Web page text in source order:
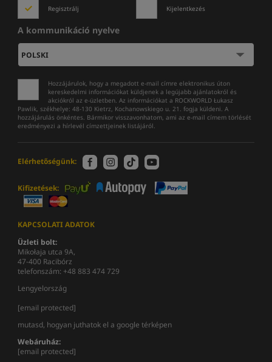
Regisztrálj Kijelentkezés
A kommunikáció nyelve
Hozzájárulok, hogy a megadott e-mail címre elektronikus úton
kereskedelmi információkat küldjenek a legújabb ajánlatokról és
akciókról az e-üzletben. Az információkat a ROCKWORLD Łukasz
Pawlik, székhelye: 48-130 Kietrz, Kochanowskiego u. 21. fogja küldeni. A
hozzájárulás önkéntes. Bármikor visszavonhatom, ami az e-mail címem törlését
eredményezi a hírlevél címzettjeinek listájáról.
Elérhetőségünk:
Kifizetések:
KAPCSOLATI ADATOK
Üzleti bolt:
Mikołaja utca 9A,
47-400 Racibórz
telefonszám: +48 883 474 729
Lengyelország
[email protected]
mutasd, hogyan juthatok el a google térképen
Webáruház:
[email protected]